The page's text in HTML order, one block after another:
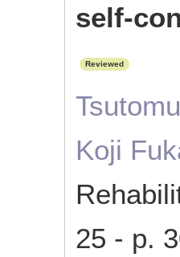
self-
Reviewed
Koji
25 - p.